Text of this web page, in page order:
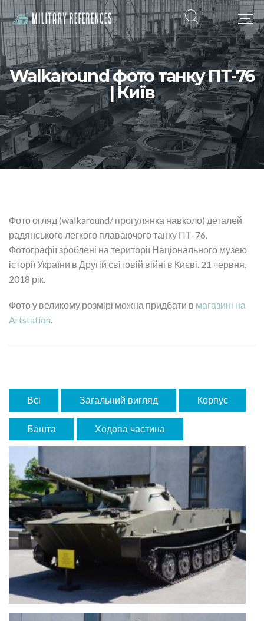
Walkaround фото танку ПТ-76
| Київ
Фото огляд (walkaround/ прогулянка навколо) деталей
радянського легкого плаваючого танку ПТ-76.
Фотографії зроблені на території Національного музею
історії України в Другій світовій війні в Києві. 21 червня,
2018 рік.
Фото у великому розмірі можна придбати в магазині на
Artstation.
Всі Загальний вигляд Корпус
Башта Ходова частина